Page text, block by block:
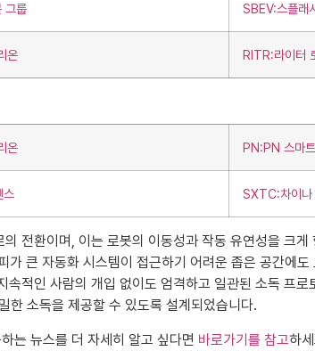
그룹 SBEV:스플래
온 RITR:라이터
온 PN:PN 스마
SXTC:차이나
전환이며, 이는 로봇의 이동성과 작동 유연성을 크
큰 자동화 시스템이 접근하기 어려운 좁은 공간에
인 사람의 개입 없이도 엄격하고 일관된 소독 프로
한 소독을 제공할 수 있도록 설계되었습니다.
는 뉴스를 더 자세히 알고 싶다면 바로가기를 참고하